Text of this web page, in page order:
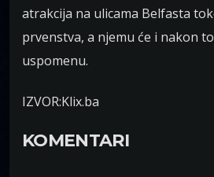
atrakcija na ulicama Belfasta
prvenstva, a njemu će i nakon
uspomenu.
IZVOR:Klix.ba
KOMENTARI